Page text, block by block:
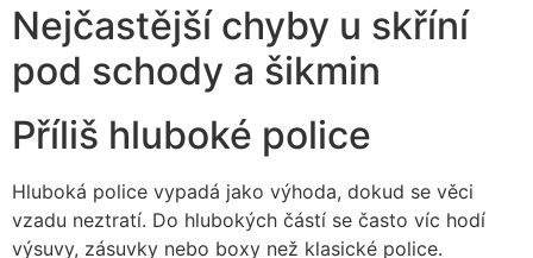
Nejčastější chyby u skříní
pod schody a šikmin
Příliš hluboké police
Hluboká police vypadá jako výhoda, dokud se věci
vzadu neztratí. Do hlubokých částí se často víc hodí
výsuvy, zásuvky nebo boxy než klasické police.